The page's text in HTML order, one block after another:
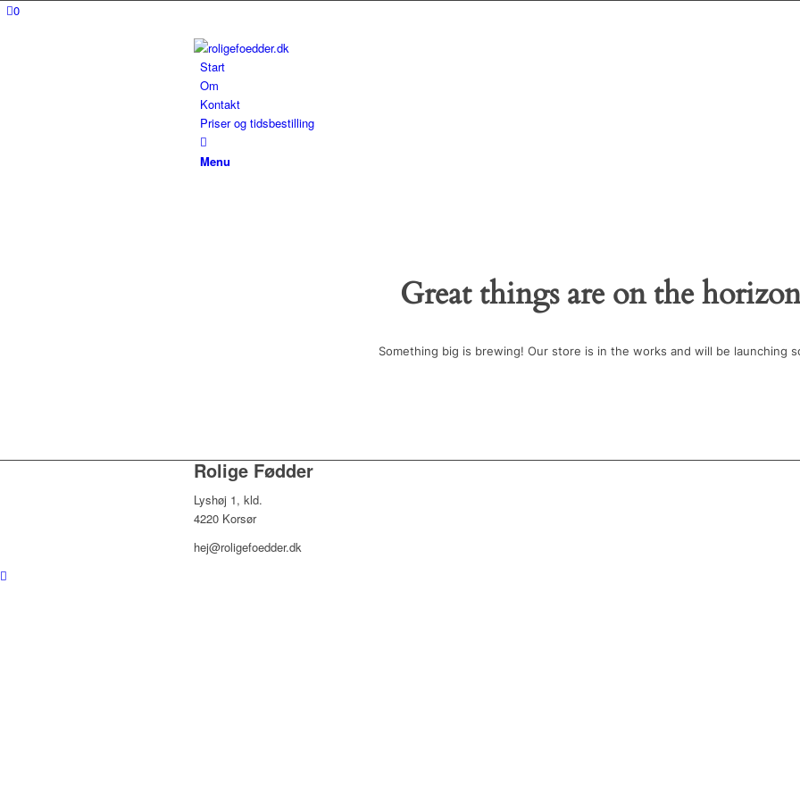
0
Start
Om
Kontakt
Priser og tidsbestilling
Menu
Great things are on the horizon
Something big is brewing! Our store is in the works and will be launching
Rolige Fødder
Lyshøj 1, kld.
4220 Korsør
hej@roligefoedder.dk